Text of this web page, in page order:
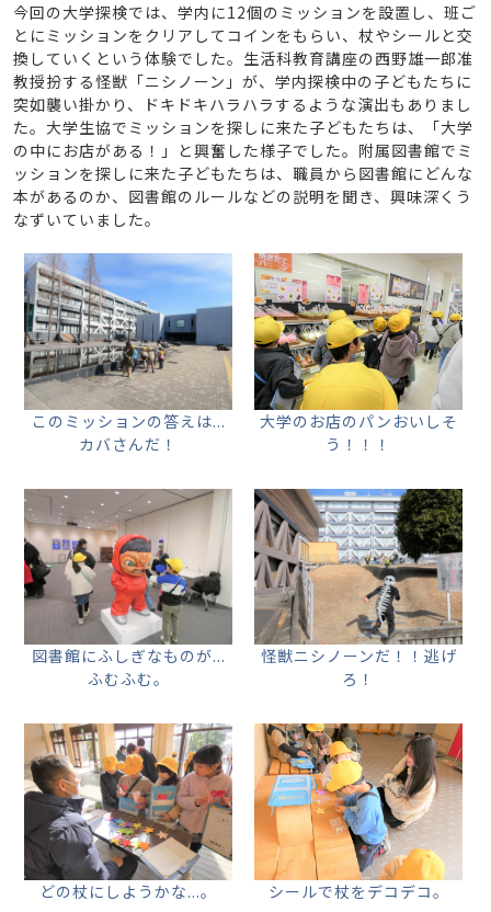
今回の大学探検では、学内に12個のミッションを設置し、班ご
とにミッションをクリアしてコインをもらい、杖やシールと交
換していくという体験でした。生活科教育講座の西野雄一郎准
教授扮する怪獣「ニシノーン」が、学内探検中の子どもたちに
突如襲い掛かり、ドキドキハラハラするような演出もありまし
た。大学生協でミッションを探しに来た子どもたちは、「大学
の中にお店がある！」と興奮した様子でした。附属図書館でミ
ッションを探しに来た子どもたちは、職員から図書館にどんな
本があるのか、図書館のルールなどの説明を聞き、興味深くう
なずいていました。
このミッションの答えは...
カバさんだ！
大学のお店のパンおいしそ
う！！！
図書館にふしぎなものが...
ふむふむ。
怪獣ニシノーンだ！！逃げ
ろ！
どの杖にしようかな...。
シールで杖をデコデコ。